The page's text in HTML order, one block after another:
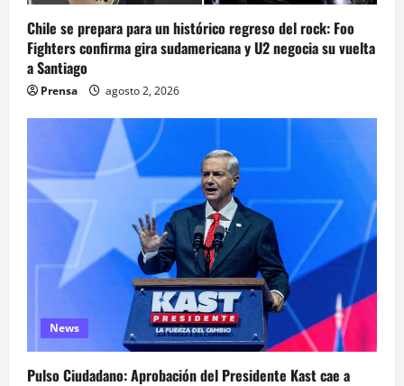
Chile se prepara para un histórico regreso del rock: Foo
Fighters confirma gira sudamericana y U2 negocia su vuelta
a Santiago
Prensa agosto 2, 2026
News
Pulso Ciudadano: Aprobación del Presidente Kast cae a